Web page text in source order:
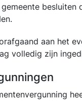
besluiten
aan het
volledig zijn